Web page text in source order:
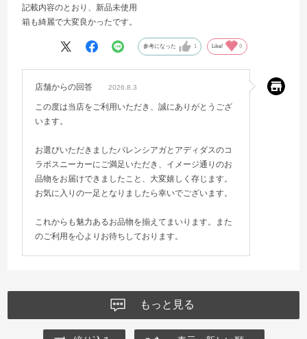
記載内容のとおり、新品未使用
箱も綺麗で大変良かったです。
参考になった 1 Like! 0
店舗からの回答 2026.8.3
この度は当店をご利用いただき、誠にありがとうござ
います。
お選びいただきましたバレンシアガとアディダスのコ
ラボスニーカーにご満足いただき、イメージ通りのお
品物をお届けできましたこと、大変嬉しく存じます。
お気に入りの一足となりましたら幸いでございます。
これからも魅力あるお品物を揃えてまいります。また
のご利用を心よりお待ちしております。
もっと見る